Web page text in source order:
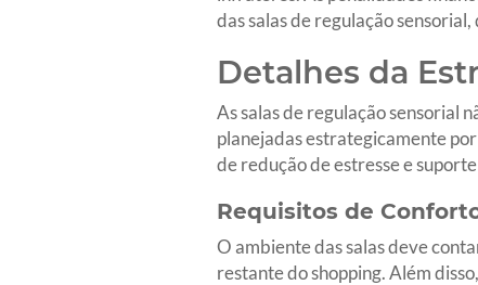
das salas de regulação
Detalhes da
As salas de regulação sensorial
planejadas estrategicamente
de redução de estresse e
Requisitos de
O ambiente das salas deve
restante do shopping. Além